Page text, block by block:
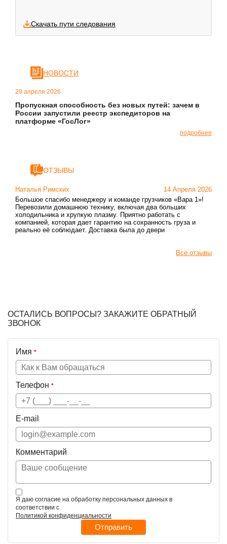
Скачать пути следования
НОВОСТИ
29 апреля 2026
Пропускная способность без новых путей: зачем в
России запустили реестр экспедиторов на
платформе «ГосЛог»
подробнее
ОТЗЫВЫ
Наталья Римских
14 Апреля 2026
Большое спасибо менеджеру и команде грузчиков «Вара 1»!
Перевозили домашнюю технику, включая два больших
холодильника и хрупкую плазму. Приятно работать с
компанией, которая дает гарантию на сохранность груза и
реально её соблюдает. Доставка была до двери
Все отзывы
ОСТАЛИСЬ ВОПРОСЫ? ЗАКАЖИТЕ ОБРАТНЫЙ
ЗВОНОК
Имя *
Телефон *
E-mail
Комментарий
Я даю согласие на обработку персональных данных в
соответствии с
Политикой конфиденциальности
Отправить